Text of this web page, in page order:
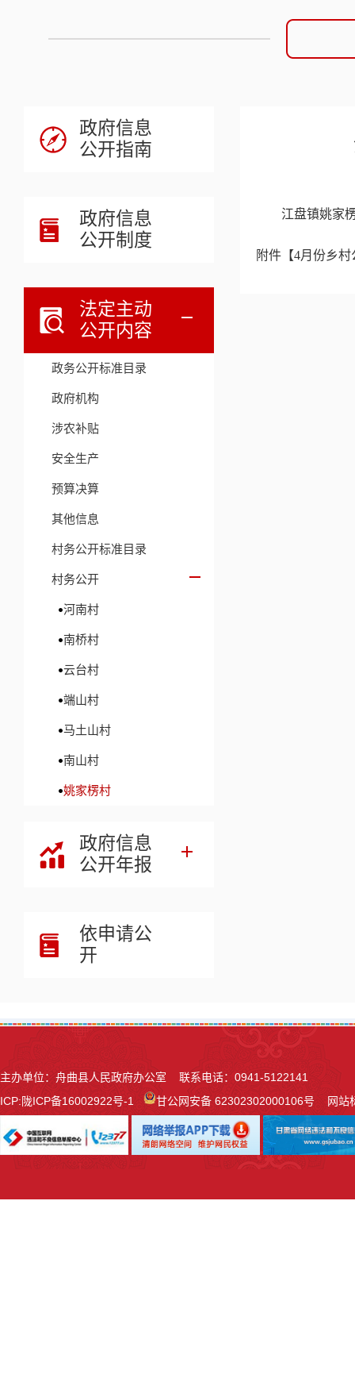
政府信息
公开指南
政府信息
公开制度
法定主动
公开内容
政务公开标准目录
政府机构
涉农补贴
安全生产
预算决算
其他信息
村务公开标准目录
村务公开
河南村
南桥村
云台村
端山村
马土山村
南山村
姚家楞村
政府信息
公开年报
依申请公
开
江盘镇姚家
附件【4月份乡村
主办单位：舟曲县人民政府办公室 联系电话：0941-5122141
ICP:陇ICP备16002922号-1 甘公网安备 62302302000106号网站